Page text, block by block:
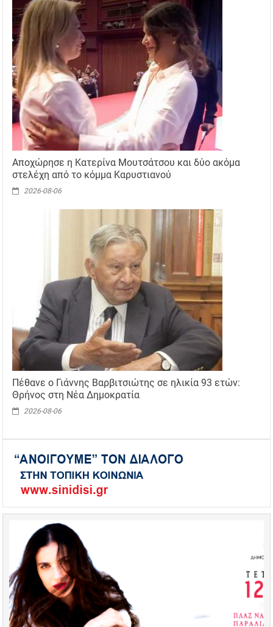
Αποχώρησε η Κατερίνα Μουτσάτσου και δύο ακόμα
στελέχη από το κόμμα Καρυστιανού
2026-08-06
Πέθανε ο Γιάννης Βαρβιτσιώτης σε ηλικία 93 ετών:
Θρήνος στη Νέα Δημοκρατία
2026-08-06